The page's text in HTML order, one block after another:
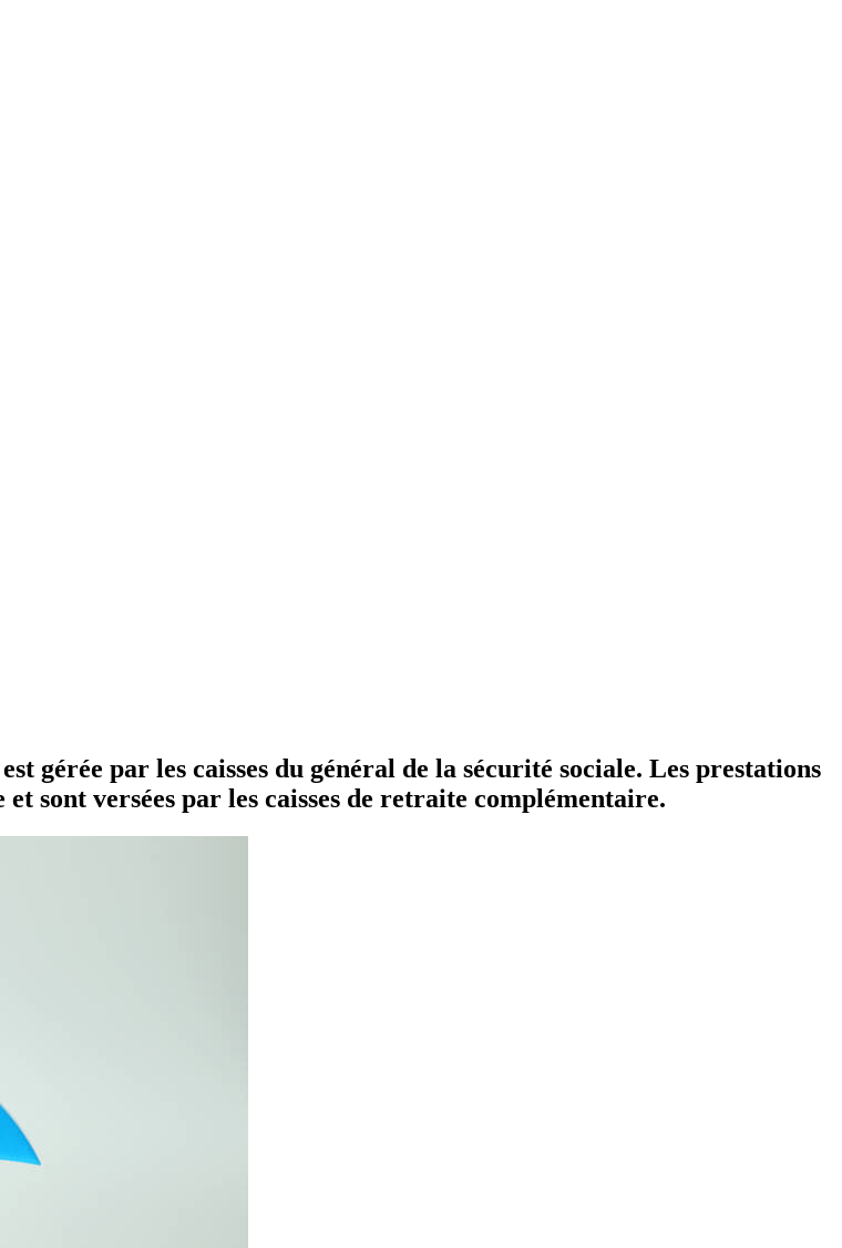
gérée par les caisses du général de la sécurité sociale. Les prestations
sont versées par les caisses de retraite complémentaire.